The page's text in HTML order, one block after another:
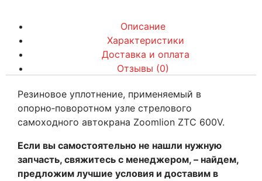
Описание
Характеристики
Доставка и оплата
Отзывы (0)
Резиновое уплотнение, применяемый в
опорно‑поворотном узле стрелового
самоходного автокрана Zoomlion ZTC 600V.
Если вы самостоятельно не нашли нужную
запчасть, свяжитесь с менеджером, – найдем,
предложим лучшие условия и доставим в